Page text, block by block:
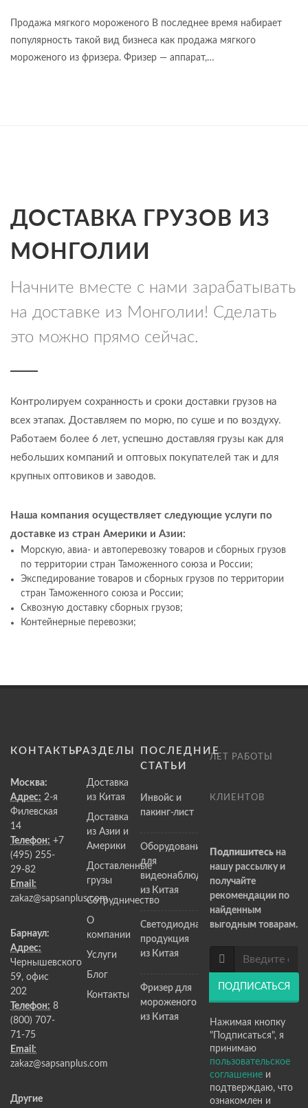
Продажа мягкого мороженого В последнее время набирает
популярность такой вид бизнеса как продажа мягкого
мороженого из фризера. Фризер — аппарат,…
ДОСТАВКА ГРУЗОВ ИЗ
МОНГОЛИИ
Начните вместе с нами зарабатывать
на доставке из Монголии! Сделать
это можно прямо сейчас.
Контролируем сохранность и сроки доставки грузов на
всех этапах. Доставляем по морю, по суше и по воздуху.
Работаем более 6 лет, успешно доставляя грузы как для
небольших компаний и оптовых покупателей так и для
крупных оптовиков и заводов.
Наша компания осуществляет следующие услуги по
доставке из стран Америки и Азии:
Морскую, авиа- и автоперевозку товаров и сборных грузов
по территории стран Таможенного союза и России;
Экспедирование товаров и сборных грузов по территории
стран Таможенного союза и России;
Сквозную доставку сборных грузов;
Контейнерные перевозки;
КОНТАКТЫ
Москва:
Адрес: 2-я
Филевская
14
Телефон: +7
(495) 255-
29-82
Email:
zakaz@sapsanplus.com
Барнаул:
Адрес:
Чернышевского
59, офис
202
Телефон: 8
(800) 707-
71-75
Email:
zakaz@sapsanplus.com
Другие
РАЗДЕЛЫ
Доставка
из Китая
Доставка
из Азии и
Америки
Доставленные
грузы
Сотрудничество
О
компании
Услуги
Блог
Контакты
ПОСЛЕДНИЕ
СТАТЬИ
Инвойс и
пакинг-лист
Оборудование
для
видеонаблюдения
из Китая
Светодиодная
продукция
из Китая
Фризер для
мороженого
из Китая
ЛЕТ РАБОТЫ
КЛИЕНТОВ
Подпишитесьна
нашу рассылку и
получайте
рекомендации по
найденным
выгодным товарам.
ПОДПИСАТЬСЯ
Нажимая кнопку
"Подписаться", я
принимаю
пользовательское
соглашениеи
подтверждаю, что
ознакомлен и